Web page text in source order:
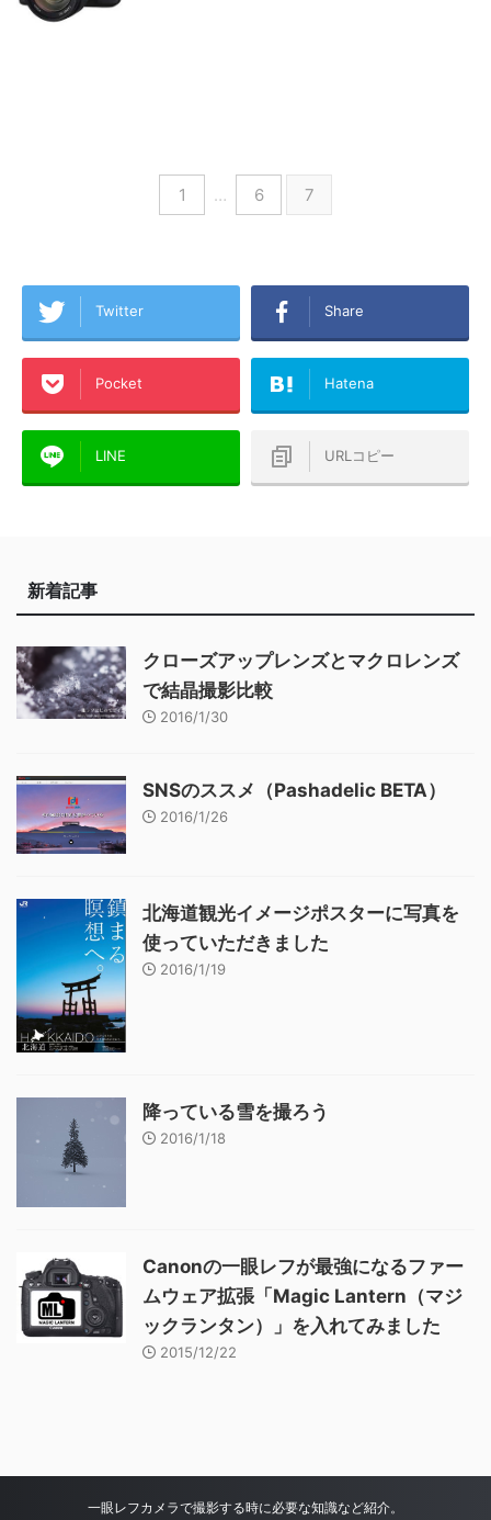
1 … 6 7
Twitter Share
Pocket Hatena
LINE URLコピー
新着記事
クローズアップレンズとマクロレンズ
で結晶撮影比較
2016/1/30
SNSのススメ（Pashadelic BETA）
2016/1/26
北海道観光イメージポスターに写真を
使っていただきました
2016/1/19
降っている雪を撮ろう
2016/1/18
Canonの一眼レフが最強になるファー
ムウェア拡張「Magic Lantern（マジ
ックランタン）」を入れてみました
2015/12/22
一眼レフカメラで撮影する時に必要な知識など紹介。